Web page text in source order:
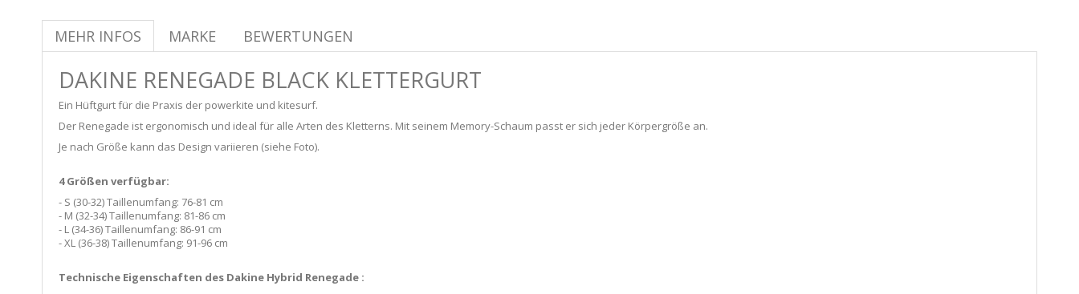
MEHR INFOS MARKE BEWERTUNGEN
DAKINE RENEGADE BLACK KLETTERGURT
Ein Hüftgurt für die Praxis der powerkite und kitesurf.
Der Renegade ist ergonomisch und ideal für alle Arten des Kletterns. Mit seinem Memory-Schaum passt er sich jeder Körpergröße an.
Je nach Größe kann das Design variieren (siehe Foto).
4 Größen verfügbar:
- S (30-32) Taillenumfang: 76-81 cm
- M (32-34) Taillenumfang: 81-86 cm
- L (34-36) Taillenumfang: 86-91 cm
- XL (36-38) Taillenumfang: 91-96 cm
Technische Eigenschaften des Dakine Hybrid Renegade :